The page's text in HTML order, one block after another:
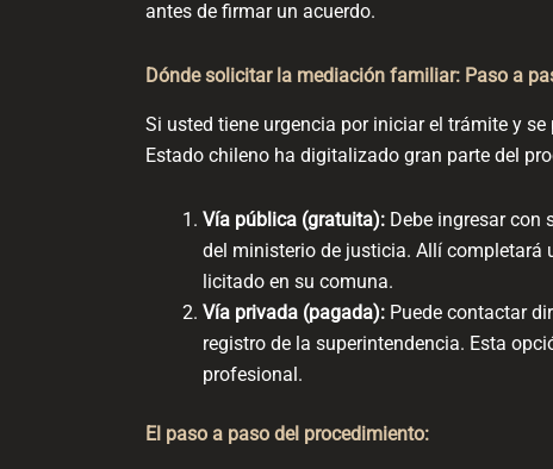
antes de firmar un acuerdo.
Dónde solicitar la mediación familiar: Paso a
Si usted tiene urgencia por iniciar el trámite y
Estado chileno ha digitalizado gran parte del
Vía pública (gratuita): Debe ingresar con
del ministerio de justicia. Allí completará
licitado en su comuna.
Vía privada (pagada): Puede contactar
registro de la superintendencia. Esta
profesional.
El paso a paso del procedimiento: